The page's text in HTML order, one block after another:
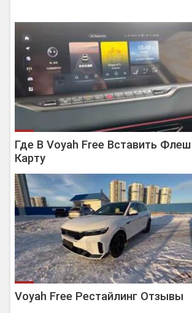
Где В Voyah Free Вставить Флеш
Карту
Voyah Free Рестайлинг Отзывы